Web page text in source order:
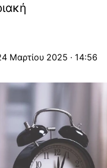
Μαρτίου 2025 · 14:56